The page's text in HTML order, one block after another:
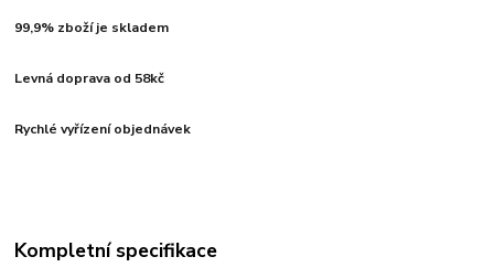
99,9% zboží je skladem
Levná doprava od 58kč
Rychlé vyřízení objednávek
Kompletní specifikace